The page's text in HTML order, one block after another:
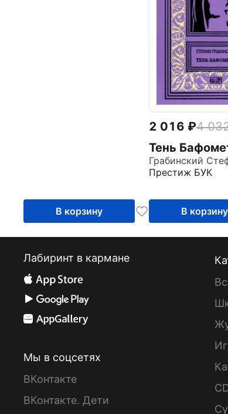
В корзину
2 016 4
Тень
Грабинский
Престиж БУК
В корзину
Лабиринт в кармане
Мы в соцсетях
ВКонтакте
ВКонтакте. Дети